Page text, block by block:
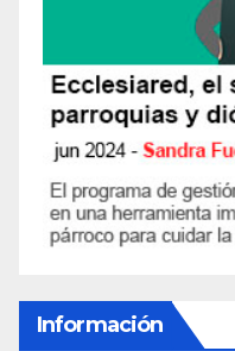
Información